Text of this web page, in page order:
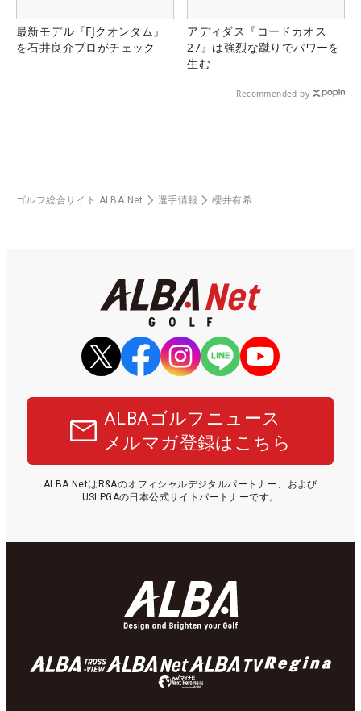
最新モデル『FJクオンタム』
を石井良介プロがチェック
アディダス『コードカオス
27』は強烈な蹴りでパワーを
生む
Recommended by
ゴルフ総合サイト ALBA Net 選手情報 櫻井有希
ALBAゴルフニュース
メルマガ登録はこちら
ALBA NetはR&Aのオフィシャルデジタルパートナー、および
USLPGAの日本公式サイトパートナーです。